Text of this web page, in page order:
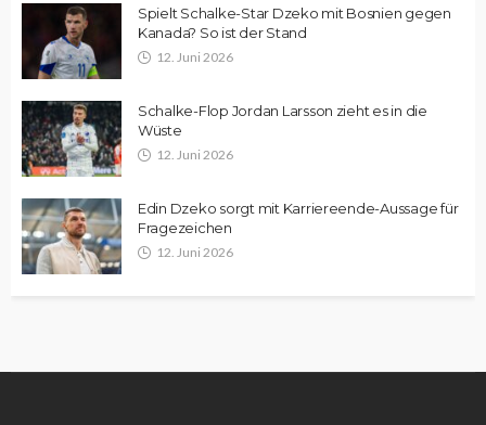
Spielt Schalke-Star Dzeko mit Bosnien gegen
Kanada? So ist der Stand
12. Juni 2026
Schalke-Flop Jordan Larsson zieht es in die
Wüste
12. Juni 2026
Edin Dzeko sorgt mit Karriereende-Aussage für
Fragezeichen
12. Juni 2026